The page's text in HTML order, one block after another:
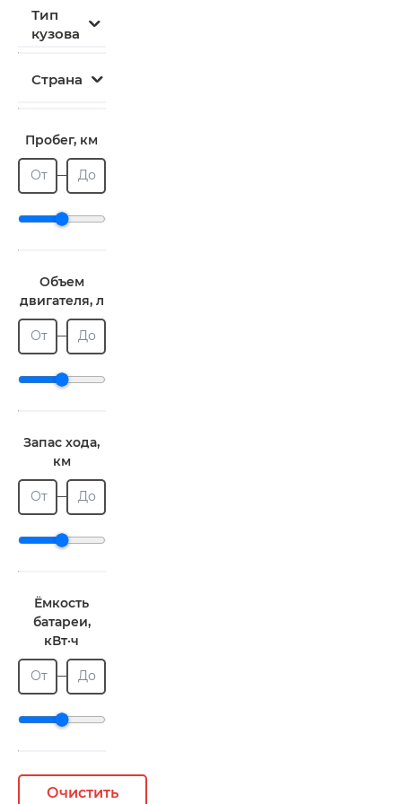
Тип
кузова
Страна
Пробег, км
От До
Объем
двигателя, л
От До
Запас хода,
км
От До
Ёмкость
батареи,
кВт·ч
От До
Очистить